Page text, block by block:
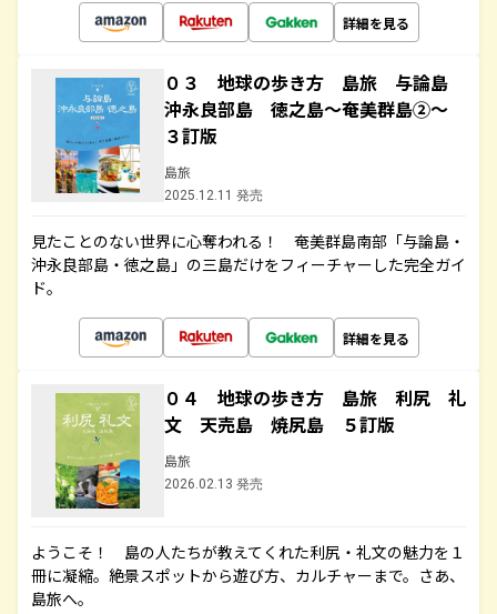
詳細を見る
０３ 地球の歩き方 島旅 与論島
沖永良部島 徳之島～奄美群島②～
３訂版
島旅
2025.12.11 発売
見たことのない世界に心奪われる！ 奄美群島南部「与論島・
沖永良部島・徳之島」の三島だけをフィーチャーした完全ガイ
ド。
詳細を見る
０４ 地球の歩き方 島旅 利尻 礼
文 天売島 焼尻島 ５訂版
島旅
2026.02.13 発売
ようこそ！ 島の人たちが教えてくれた利尻・礼文の魅力を１
冊に凝縮。絶景スポットから遊び方、カルチャーまで。さあ、
島旅へ。